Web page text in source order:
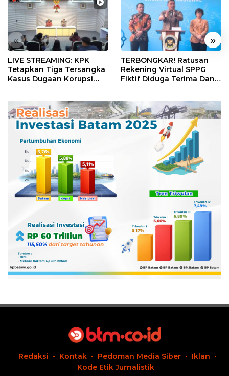
« »
LIVE STREAMING: KPK
Tetapkan Tiga Tersangka
Kasus Dugaan Korupsi
TERBONGKAR! Ratusan
Rekening Virtual SPPG
Fiktif Diduga Terima Dana
Redaksi Kontak Pedoman Media Siber
Iklan
Kode Etik Jurnalistik